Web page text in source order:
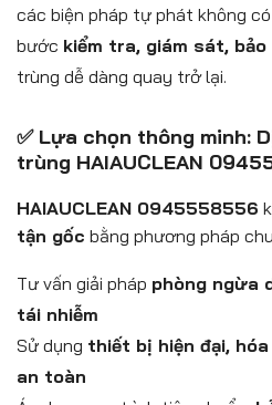
các biện pháp tự phát không
bước kiểm tra, giám sát,
trùng dễ dàng quay trở lại.
✅ Lựa chọn thông minh:
trùng HAIAUCLEAN
HAIAUCLEAN 0945558556
tận gốc bằng phương pháp
Tư vấn giải pháp phòng ngừa
tái nhiễm
Sử dụng thiết bị hiện đại,
an toàn